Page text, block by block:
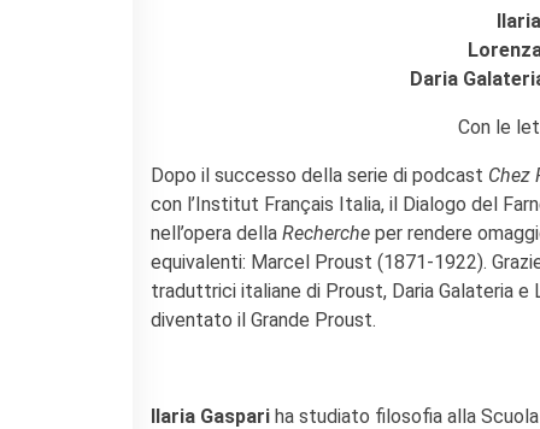
Le operazioni
Come sostenere
I Vantaggi
I nostri luoghi
I contatti
I nostri sostenitori
Dialoghi del Farnese
Daria
Con le
Dopo il successo della serie di podcast Chez
con l’Institut Français Italia, il Dialogo del
nell’opera della Recherche per rendere
equivalenti: Marcel Proust (1871-1922).
traduttrici italiane di Proust, Daria Galateria
diventato il Grande Proust.
Ilaria Gaspari ha studiato filosofia alla